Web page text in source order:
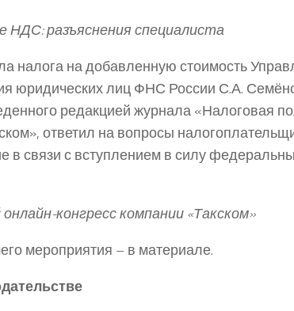
НДС: разъяснения специалиста
налога на добавленную стоимость
юридических лиц ФНС России С.А.
редакцией журнала «Налоговая
ответил на вопросы
в связи с вступлением в силу
конгресс компании «Такском»
мероприятия – в материале.